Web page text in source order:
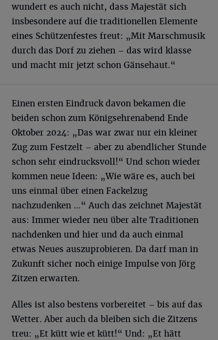
wundert es auch nicht, dass Majestät sich
insbesondere auf die traditionellen Elemente
eines Schützenfestes freut: „Mit Marschmusik
durch das Dorf zu ziehen – das wird klasse
und macht mir jetzt schon Gänsehaut.“
Einen ersten Eindruck davon bekamen die
beiden schon zum Königsehrenabend Ende
Oktober 2024: „Das war zwar nur ein kleiner
Zug zum Festzelt – aber zu abendlicher Stunde
schon sehr eindrucksvoll!“ Und schon wieder
kommen neue Ideen: „Wie wäre es, auch bei
uns einmal über einen Fackelzug
nachzudenken …“ Auch das zeichnet Majestät
aus: Immer wieder neu über alte Traditionen
nachdenken und hier und da auch einmal
etwas Neues auszuprobieren. Da darf man in
Zukunft sicher noch einige Impulse von Jörg
Zitzen erwarten.
Alles ist also bestens vorbereitet – bis auf das
Wetter. Aber auch da bleiben sich die Zitzens
treu: „Et kütt wie et kütt!“ Und: „Et hätt